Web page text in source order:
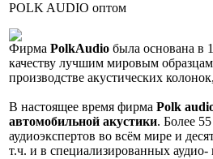
POLK AUDIO оптом
Фирма PolkAudio была основана в
качеству лучшим мировым
производстве акустических
В настоящее время фирма Polk
автомобильной акустики. Более
аудиоэкспертов во всём мире и
т.ч. и в специализированных